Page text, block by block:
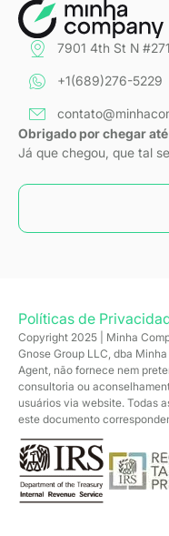
7901 4th St N
+1(689)276-5229
Obrigado por chegar
Já que chegou, que tal
Políticas de
Copyright 2025 | Minha
Gnose Group LLC, dba
Agent, não fornece nem
consultoria ou
usuários via website. Todas
este documento